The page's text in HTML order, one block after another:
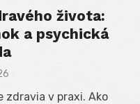
života:
a psychická
zdravia v praxi. Ako